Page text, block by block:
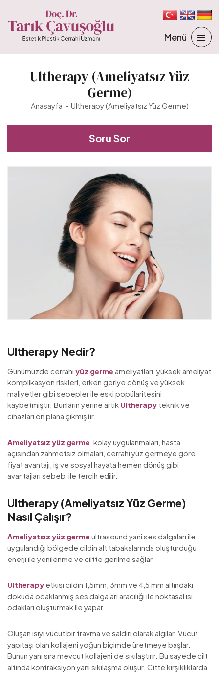
Ultherapy (Ameliyatsız Yüz
Germe)
Anasayfa Ultherapy (Ameliyatsız Yüz Germe)
Soru Sor
Ultherapy Nedir?
Günümüzde cerrahi yüz germe ameliyatları, yüksek ameliyat
komplikasyon riskleri, erken geriye dönüş ve yüksek
maliyetler gibi sebepler ile eski popülaritesini
kaybetmiştir. Bunların yerine artık Ultherapy teknik ve
cihazları ön plana çıkmıştır.
Ameliyatsız yüz germe , kolay uygulanmaları, hasta
açısından zahmetsiz olmaları, cerrahi yüz germeye göre
fiyat avantajı, iş ve sosyal hayata hemen dönüş gibi
avantajları sebebi ile tercih edilir.
Ultherapy (Ameliyatsız Yüz Germe)
Nasıl Çalışır?
Ameliyatsız yüz germe ultrasound yani ses dalgaları ile
uygulandığı bölgede cildin alt tabakalarında oluşturduğu
enerji ile yenilenme ve ciltte gerilme sağlar.
Ultherapy etkisi cildin 1,5mm, 3mm ve 4,5 mm altındaki
dokuda odaklanmış ses dalgaları aracılığı ile noktasal ısı
odakları oluşturmak ile yapar.
Oluşan ısıyı vücut bir travma ve saldırı olarak algılar. Vücut
yapıtaşı olan kollajeni yoğun biçimde üretmeye başlar.
Bunun yanı sıra mevcut kollajeni de sıkılaştırır. Bu sayede cilt
altında kontraksiyon yani sıkılaşma oluşur. Citte kırşıklıklarda